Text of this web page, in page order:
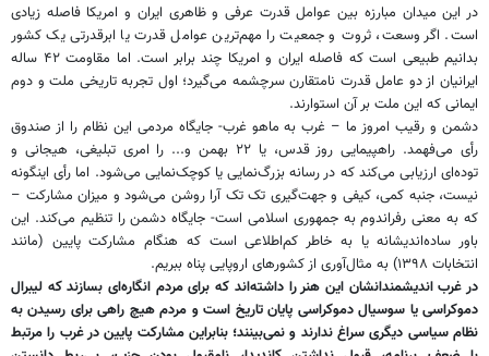
در این میدان مبارزه بین عوامل قدرت عرفی و ظاهری ایران و امریکا فاصله زیادی
است. اگر وسعت، ثروت و جمعیت را مهم‌ترین عوامل قدرت یا ابرقدرتی یک کشور
بدانیم طبیعی است که فاصله ایران و امریکا چند برابر است. اما مقاومت ۴۲ ساله
ایرانیان از دو عامل قدرت نامتقارن سرچشمه می‌گیرد؛ اول تجربه تاریخی ملت و دوم
ایمانی که این ملت بر آن استوارند.
دشمن و رقیب امروز ما – غرب به ماهو غرب- جایگاه مردمی این نظام را از صندوق
رأی می‌فهمد. راهپیمایی روز قدس، یا ۲۲ بهمن و... را امری تبلیغی، هیجانی و
توده‌ای ارزیابی می‌کند که در رسانه بزرگ‌نمایی یا کوچک‌نمایی می‌شود. اما رأی اینگونه
نیست، جنبه کمی، کیفی و جهت‌گیری تک تک آرا روشن می‌شود و میزان مشارکت –
که به معنی رفراندوم به جمهوری اسلامی است- جایگاه دشمن را تنظیم می‌کند. این
باور ساده‌اندیشانه یا به خاطر کم‌اطلاعی است که هنگام مشارکت پایین (مانند
انتخابات ۱۳۹۸) به مثال‌آوری از کشورهای اروپایی پناه ببریم.
در غرب اندیشمندانشان این هنر را داشته‌اند که برای مردم انگاره‌ای بسازند که لیبرال
دموکراسی یا سوسیال دموکراسی پایان تاریخ است و مردم هیچ راهی برای رسیدن به
نظام سیاسی دیگری سراغ ندارند و نمی‌بینند؛ بنابراین مشارکت پایین در غرب را مرتبط